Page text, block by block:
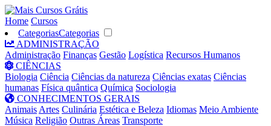
Home Cursos
CategoriasCategorias
ADMINISTRAÇÃO
Administração Finanças Gestão Logística Recursos Humanos
CIÊNCIAS
Biologia Ciência Ciências da natureza Ciências exatas Ciências
humanas Física quântica Química Sociologia
CONHECIMENTOS GERAIS
Animais Artes Culinária Estética e Beleza Idiomas Meio Ambiente
Música Religião Outras Áreas Transporte